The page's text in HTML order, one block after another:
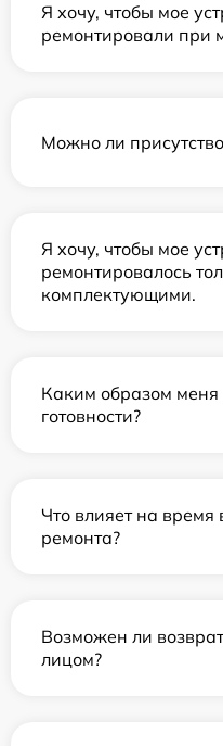
Я хочу, чтобы мое
ремонтировали при
Можно ли
Я хочу, чтобы мое
ремонтировалось
комплектующими.
Каким образом меня
готовности?
Что влияет на
ремонта?
Возможен ли
лицом?